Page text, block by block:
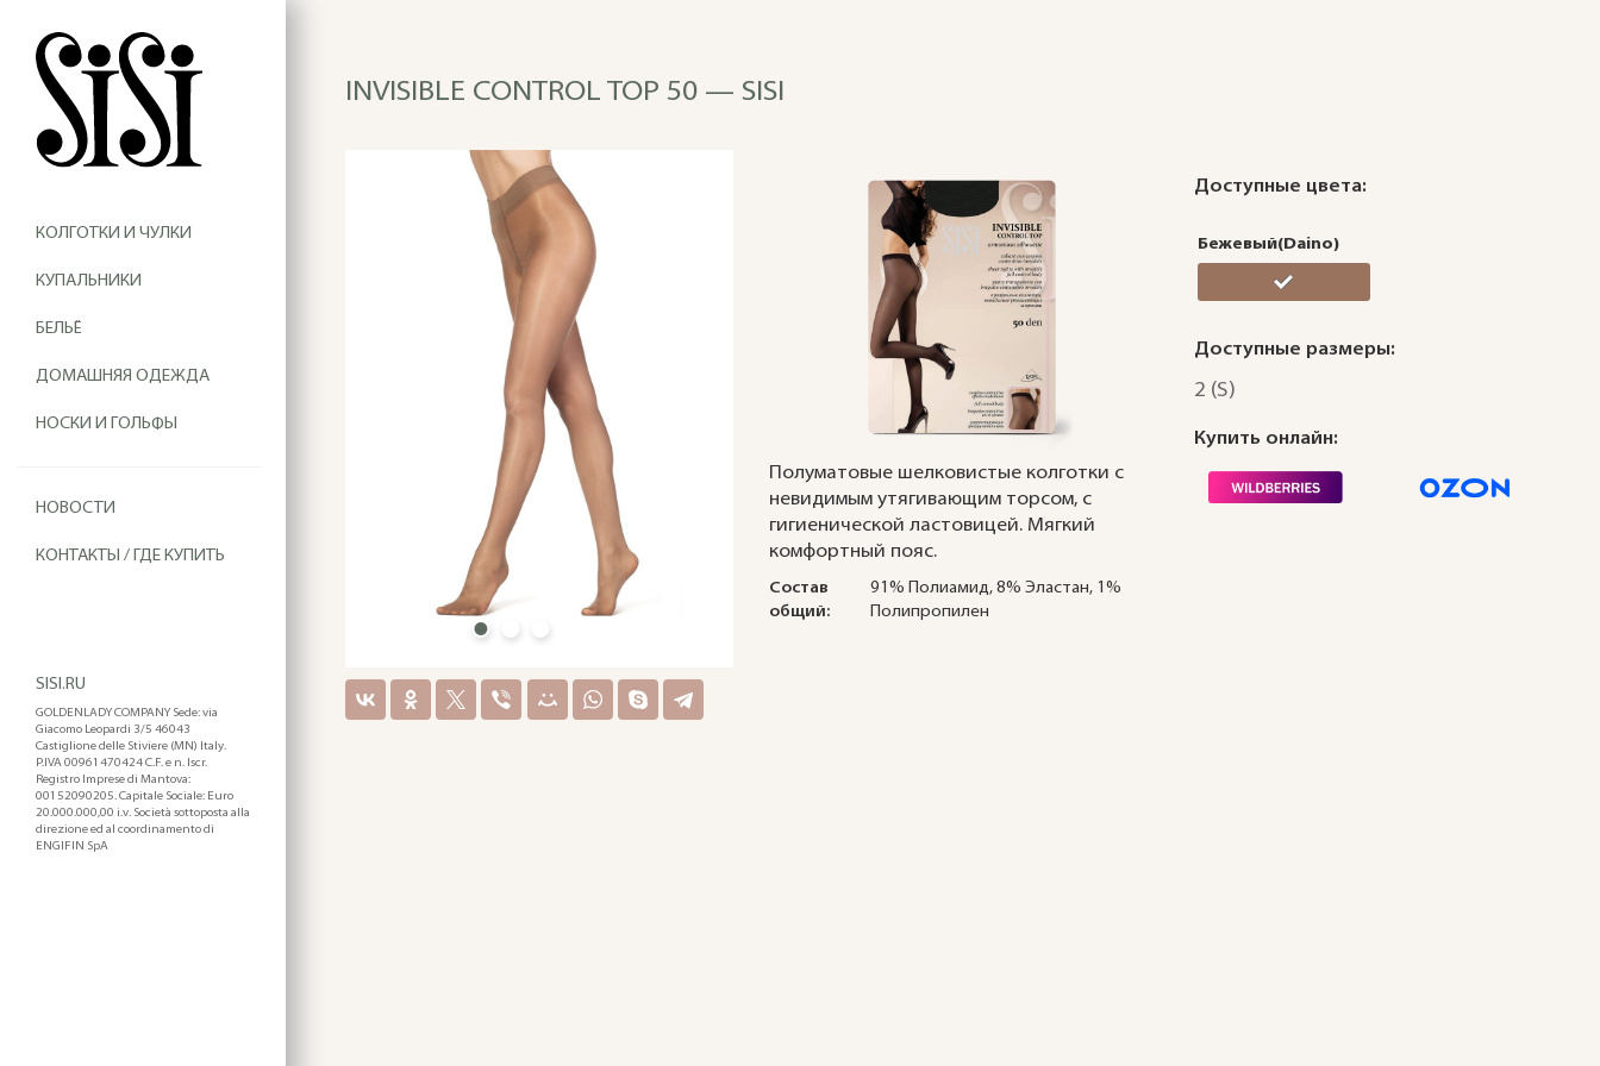
КОЛГОТКИ И ЧУЛКИ
КУПАЛЬНИКИ
БЕЛЬЁ
ДОМАШНЯЯ ОДЕЖДА
НОСКИ И ГОЛЬФЫ
НОВОСТИ
КОНТАКТЫ / ГДЕ КУПИТЬ
SISI.RU
GOLDENLADY COMPANY Sede: via
Giacomo Leopardi 3/5 46043
Castiglione delle Stiviere (MN) Italy.
P.IVA 00961470424 C.F. e n. Iscr.
Registro Imprese di Mantova:
00152090205. Capitale Sociale: Euro
20.000.000,00 i.v. Società sottoposta alla
direzione ed al coordinamento di
ENGIFIN SpA
INVISIBLE CONTROL TOP 50 — SISI
Полуматовые шелковистые колготки с
невидимым утягивающим торсом, с
гигиенической ластовицей. Мягкий
комфортный пояс.
Состав
общий:
91% Полиамид, 8% Эластан, 1%
Полипропилен
Доступные цвета:
Бежевый(Daino)
Доступные размеры:
2 (S)
Купить онлайн: